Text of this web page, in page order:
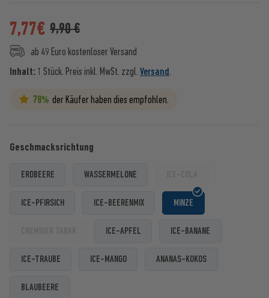
7,77€ 9,90 €
ab 49 Euro kostenloser Versand
Inhalt: 1 Stück. Preis inkl. MwSt. zzgl. Versand.
78% der Käufer haben dies empfohlen.
Geschmacksrichtung
ERDBEERE WASSERMELONE
ICE-PFIRSICH ICE-BEERENMIX MINZE
ICE-APFEL ICE-BANANE
ICE-TRAUBE ICE-MANGO ANANAS-KOKOS
BLAUBEERE